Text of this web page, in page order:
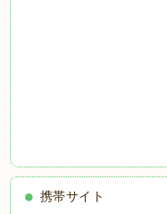
携帯サイト